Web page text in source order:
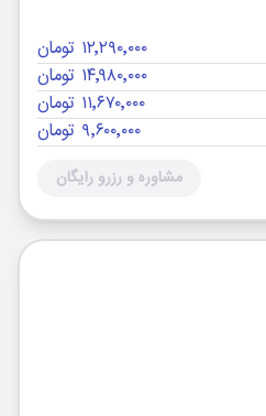
۱۲٬۲۹۰٬۰۰۰ تومان
۱۴٬۹۸۰٬۰۰۰ تومان
۱۱٬۶۷۰٬۰۰۰ تومان
۹٬۶۰۰٬۰۰۰ تومان
مشاوره و رزرو رایگان